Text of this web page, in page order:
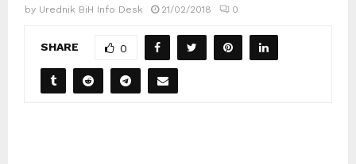
by Urednik BiH Info Desk 21/02/2018 0
SHARE 0